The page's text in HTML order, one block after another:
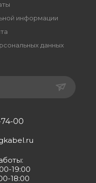
информации
данных
00
19:00
18:00